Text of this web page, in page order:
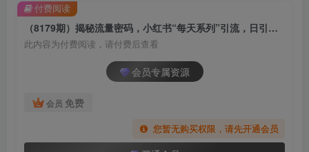
（8179期）揭秘流量密码，小红书“每天系列”引流，日引流1000+，多种变现方式
此内容为付费阅读，请付费后查看
会员专属资源
会员 免费
您暂无购买权限，请先开通会员
付费阅读